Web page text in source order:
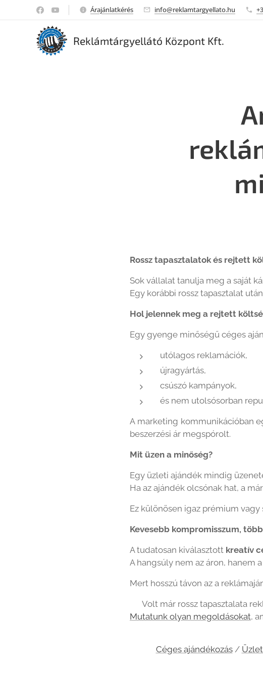
Árajánlatkérés info@reklamtargyellato.hu
Reklámtárgyellátó Központ Kft.
Rossz tapasztalatok és rejtett
Sok vállalat tanulja meg a saját
Egy korábbi rossz tapasztalat
Hol jelennek meg a rejtett
Egy gyenge minőségű céges
utólagos reklamációk,
újragyártás,
csúszó kampányok,
és nem utolsósorban
A marketing kommunikációban
beszerzési ár megspórolt.
Mit üzen a minőség?
Egy üzleti ajándék mindig
Ha az ajándék olcsónak hat, a
Ez különösen igaz prémium
Kevesebb kompromisszum,
A tudatosan kiválasztott kreatív
A hangsúly nem az áron, hanem
Mert hosszú távon az a
👉 Volt már rossz tapasztalata
Mutatunk olyan megoldásokat,
Céges ajándékozás/